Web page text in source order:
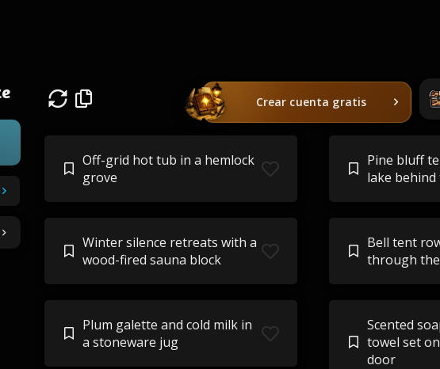
Crear cuenta gratis
Off-grid hot tub in a hemlock
grove
Pine bluff
lake behind
Winter silence retreats with a
wood-fired sauna block
Bell tent
through
Plum galette and cold milk in
a stoneware jug
Scented
towel set
door